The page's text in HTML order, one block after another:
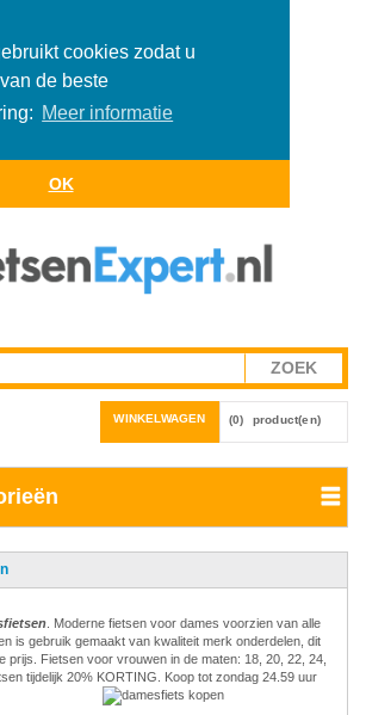
cookies zodat u
de beste
Meer informatie
OK
WINKELWAGEN (0) product(en)
. Moderne fietsen voor dames voorzien van alle
is gebruik gemaakt van kwaliteit merk onderdelen, dit
prijs. Fietsen voor vrouwen in de maten: 18, 20, 22, 24,
tijdelijk 20% KORTING. Koop tot zondag 24.59 uur